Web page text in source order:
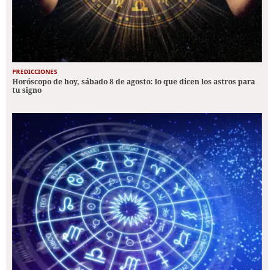
PREDICCIONES
Horóscopo de hoy, sábado 8 de agosto: lo que dicen los astros para
tu signo